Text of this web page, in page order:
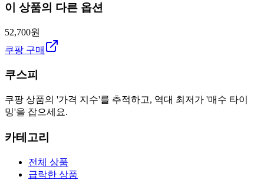
이 상품의 다른 옵션
52,700원
쿠팡 구매
쿠스피
쿠팡 상품의 '가격 지수'를 추적하고, 역대 최저가 '매수 타이
밍'을 잡으세요.
카테고리
전체 상품
급락한 상품